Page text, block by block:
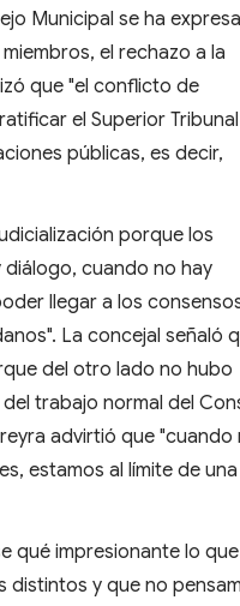
Municipal se ha
el rechazo a la
que "el conflicto de
el Superior
públicas, es decir,
porque los
cuando no hay
llegar a los
La concejal señaló
del otro lado no hubo
trabajo normal del
advirtió que "cuando
estamos al límite de una
qué impresionante lo que
distintos y que no